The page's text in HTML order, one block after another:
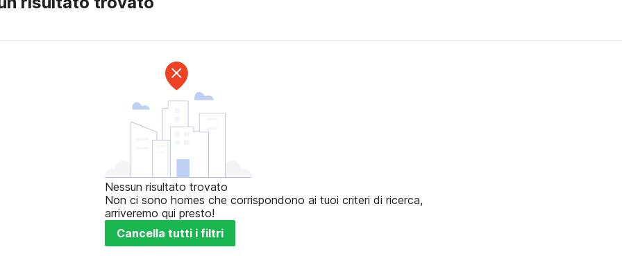
Nessun risultato trovato
Non ci sono homes che corrispondono ai tuoi criteri di ricerca,
arriveremo qui presto!
Cancella tutti i filtri